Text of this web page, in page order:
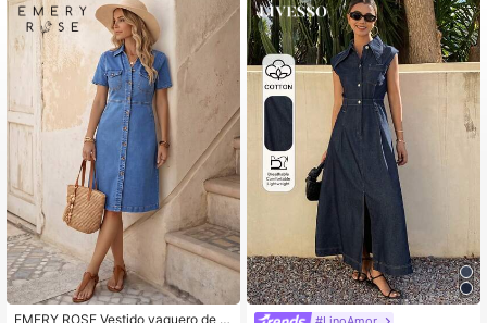
4,92 901K Seguidores
4,92 901K Seguidores
4,92 901K Seguidores
4,92 901K Seguidores
4,92 901K Seguidores
EMERY ROSE Vestido vaquero de m